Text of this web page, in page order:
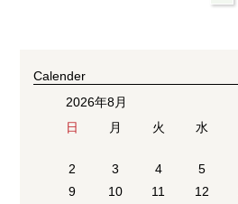
Calender
2026年8月
日
月 火 水
2
3 4 5
9
10 11 12